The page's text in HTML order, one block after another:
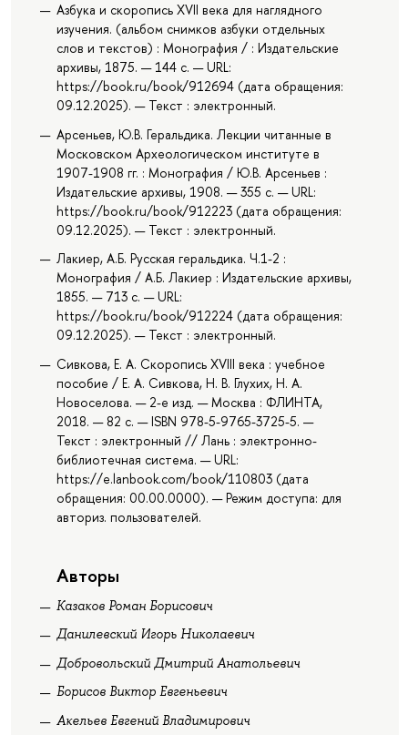
Азбука и скоропись XVII века для наглядного
изучения. (альбом снимков азбуки отдельных
слов и текстов) : Монография / : Издательские
архивы, 1875. — 144 с. — URL:
https://book.ru/book/912694 (дата обращения:
09.12.2025). — Текст : электронный.
Арсеньев, Ю.В. Геральдика. Лекции читанные в
Московском Археологическом институте в
1907-1908 гг. : Монография / Ю.В. Арсеньев :
Издательские архивы, 1908. — 355 с. — URL:
https://book.ru/book/912223 (дата обращения:
09.12.2025). — Текст : электронный.
Лакиер, А.Б. Русская геральдика. Ч.1-2 :
Монография / А.Б. Лакиер : Издательские архивы,
1855. — 713 с. — URL:
https://book.ru/book/912224 (дата обращения:
09.12.2025). — Текст : электронный.
Сивкова, Е. А. Скоропись XVIII века : учебное
пособие / Е. А. Сивкова, Н. В. Глухих, Н. А.
Новоселова. — 2-е изд. — Москва : ФЛИНТА,
2018. — 82 с. — ISBN 978-5-9765-3725-5. —
Текст : электронный // Лань : электронно-
библиотечная система. — URL:
https://e.lanbook.com/book/110803 (дата
обращения: 00.00.0000). — Режим доступа: для
авториз. пользователей.
Авторы
Казаков Роман Борисович
Данилевский Игорь Николаевич
Добровольский Дмитрий Анатольевич
Борисов Виктор Евгеньевич
Акельев Евгений Владимирович